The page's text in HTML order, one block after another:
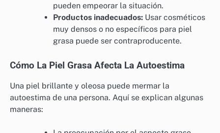
pueden empeorar la situación.
Productos inadecuados: Usar cosméticos
muy densos o no específicos para piel
grasa puede ser contraproducente.
Cómo La Piel Grasa Afecta La Autoestima
Una piel brillante y oleosa puede mermar la
autoestima de una persona. Aquí se explican algunas
maneras: